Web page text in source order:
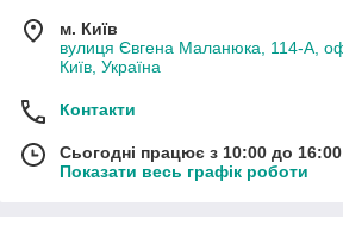
м. Київ
вулиця Євгена Маланюка, 114-А,
Київ, Україна
Контакти
Сьогодні працює з 10:00 до 16:00
Показати весь графік роботи